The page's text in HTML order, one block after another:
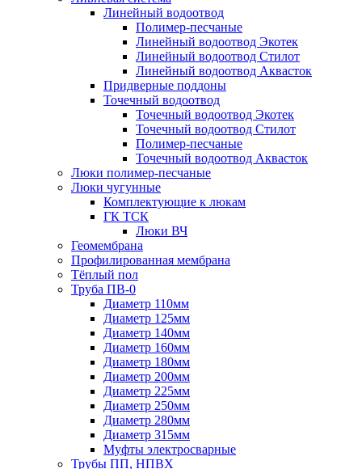
Линейный водоотвод
Полимер-песчаные
Линейный водоотвод Экотек
Линейный водоотвод Стилот
Линейный водоотвод Аквасток
Придверные поддоны
Точечный водоотвод
Точечный водоотвод Экотек
Точечный водоотвод Стилот
Полимер-песчаные
Точечный водоотвод Аквасток
Люки полимер-песчаные
Люки чугунные
Комплектующие к люкам
ГК ТСК
Люки ВЧ
Геомембрана
Профилированная мембрана
Тёплый пол
Труба ПВ-0
Диаметр 110мм
Диаметр 125мм
Диаметр 140мм
Диаметр 160мм
Диаметр 180мм
Диаметр 200мм
Диаметр 225мм
Диаметр 250мм
Диаметр 280мм
Диаметр 315мм
Муфты электросварные
Трубы ПП, НПВХ